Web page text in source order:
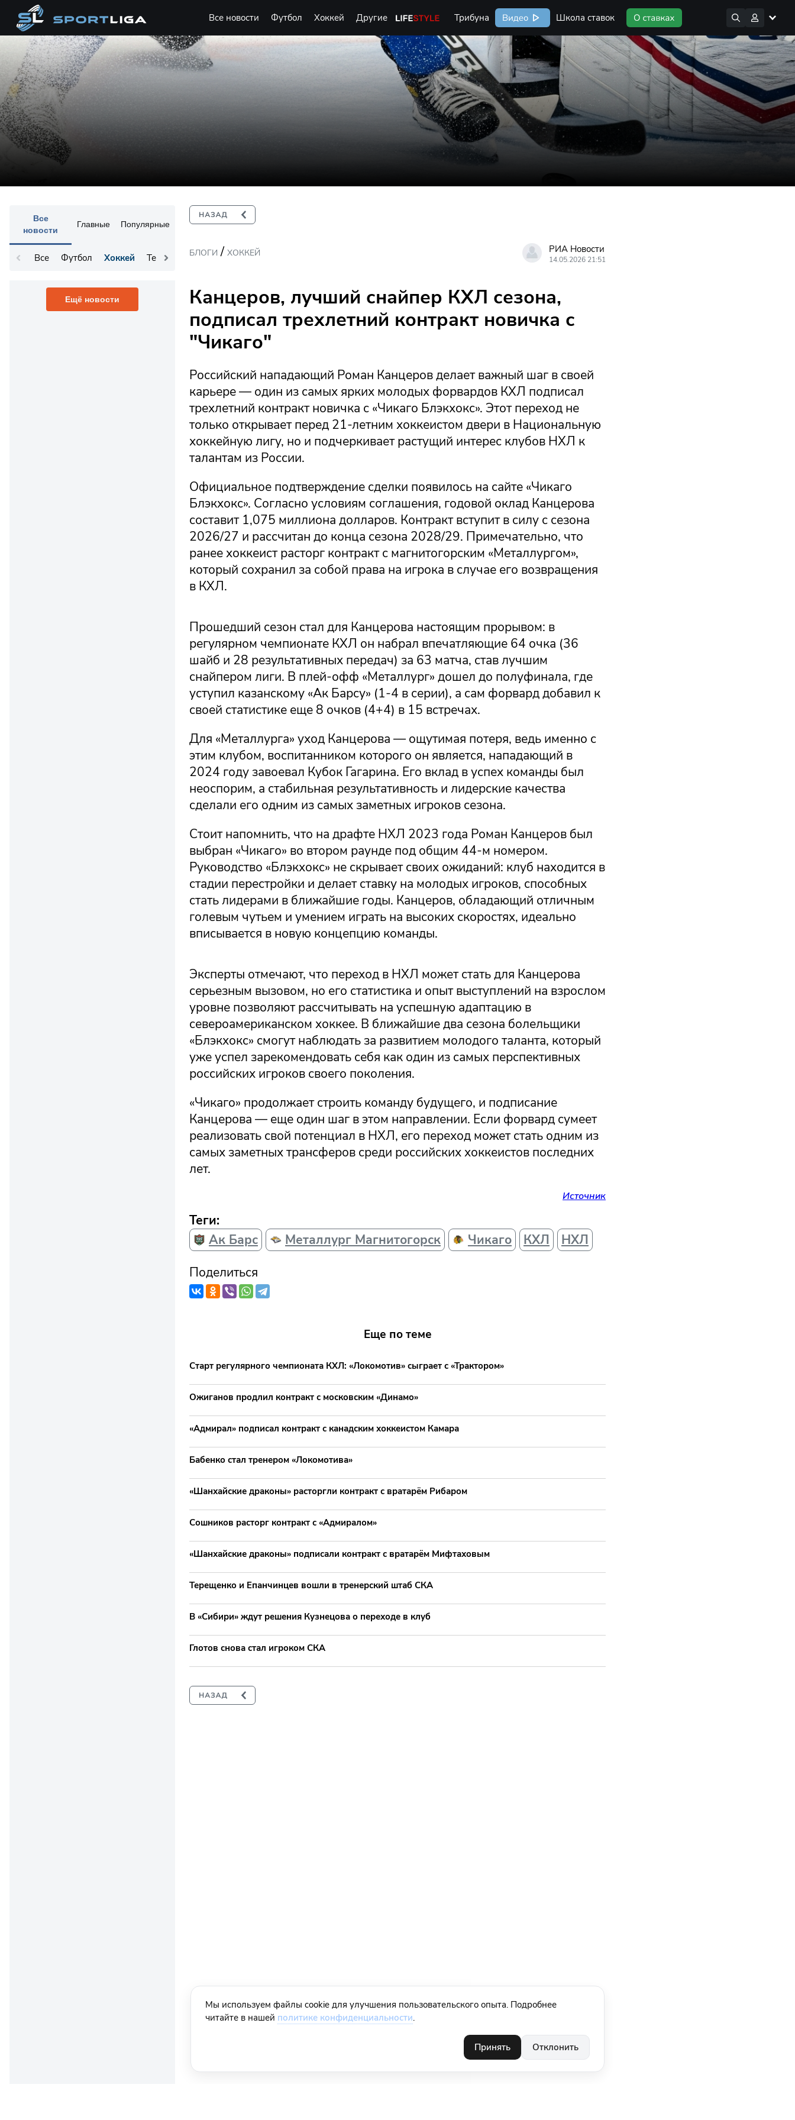
Все новости Футбол Хоккей Другие Life Style Трибуна Видео Школа ставок
Все
новости
Главные Популярные
Все Футбол Хоккей Теннис Остальное
Ещё новости
БЛОГИ / ХОККЕЙ РИА Новости
14.05.2026 21:51
Канцеров, лучший снайпер КХЛ сезона,
подписал трехлетний контракт новичка с
"Чикаго"
Российский нападающий Роман Канцеров делает важный шаг в своей
карьере — один из самых ярких молодых форвардов КХЛ подписал
трехлетний контракт новичка с «Чикаго Блэкхокс». Этот переход не
только открывает перед 21-летним хоккеистом двери в Национальную
хоккейную лигу, но и подчеркивает растущий интерес клубов НХЛ к
талантам из России.
Официальное подтверждение сделки появилось на сайте «Чикаго
Блэкхокс». Согласно условиям соглашения, годовой оклад Канцерова
составит 1,075 миллиона долларов. Контракт вступит в силу с сезона
2026/27 и рассчитан до конца сезона 2028/29. Примечательно, что
ранее хоккеист расторг контракт с магнитогорским «Металлургом»,
который сохранил за собой права на игрока в случае его возвращения
в КХЛ.
Прошедший сезон стал для Канцерова настоящим прорывом: в
регулярном чемпионате КХЛ он набрал впечатляющие 64 очка (36
шайб и 28 результативных передач) за 63 матча, став лучшим
снайпером лиги. В плей-офф «Металлург» дошел до полуфинала, где
уступил казанскому «Ак Барсу» (1-4 в серии), а сам форвард добавил к
своей статистике еще 8 очков (4+4) в 15 встречах.
Для «Металлурга» уход Канцерова — ощутимая потеря, ведь именно с
этим клубом, воспитанником которого он является, нападающий в
2024 году завоевал Кубок Гагарина. Его вклад в успех команды был
неоспорим, а стабильная результативность и лидерские качества
сделали его одним из самых заметных игроков сезона.
Стоит напомнить, что на драфте НХЛ 2023 года Роман Канцеров был
выбран «Чикаго» во втором раунде под общим 44-м номером.
Руководство «Блэкхокс» не скрывает своих ожиданий: клуб находится в
стадии перестройки и делает ставку на молодых игроков, способных
стать лидерами в ближайшие годы. Канцеров, обладающий отличным
голевым чутьем и умением играть на высоких скоростях, идеально
вписывается в новую концепцию команды.
Эксперты отмечают, что переход в НХЛ может стать для Канцерова
серьезным вызовом, но его статистика и опыт выступлений на взрослом
уровне позволяют рассчитывать на успешную адаптацию в
североамериканском хоккее. В ближайшие два сезона болельщики
«Блэкхокс» смогут наблюдать за развитием молодого таланта, который
уже успел зарекомендовать себя как один из самых перспективных
российских игроков своего поколения.
«Чикаго» продолжает строить команду будущего, и подписание
Канцерова — еще один шаг в этом направлении. Если форвард сумеет
реализовать свой потенциал в НХЛ, его переход может стать одним из
самых заметных трансферов среди российских хоккеистов последних
лет.
Источник
Теги:
Ак Барс
Металлург Магнитогорск Чикаго КХЛ
НХЛ
Поделиться
Еще по теме
Старт регулярного чемпионата КХЛ: «Локомотив» сыграет с «Трактором»
Ожиганов продлил контракт с московским «Динамо»
«Адмирал» подписал контракт с канадским хоккеистом Камара
Бабенко стал тренером «Локомотива»
«Шанхайские драконы» расторгли контракт с вратарём Рибаром
Сошников расторг контракт с «Адмиралом»
«Шанхайские драконы» подписали контракт с вратарём Мифтаховым
Терещенко и Епанчинцев вошли в тренерский штаб СКА
В «Сибири» ждут решения Кузнецова о переходе в клуб
Глотов снова стал игроком СКА
Мы используем файлы cookie для улучшения пользовательского опыта. Подробнее
читайте в нашей политике конфиденциальности.
Принять Отклонить